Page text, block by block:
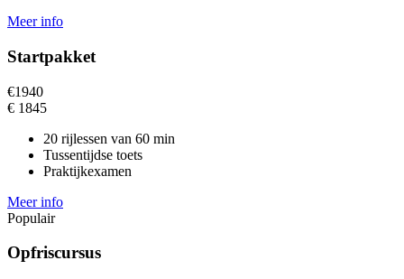
Meer info
Startpakket
€1940
€ 1845
20 rijlessen van 60 min
Tussentijdse toets
Praktijkexamen
Meer info
Populair
Opfriscursus